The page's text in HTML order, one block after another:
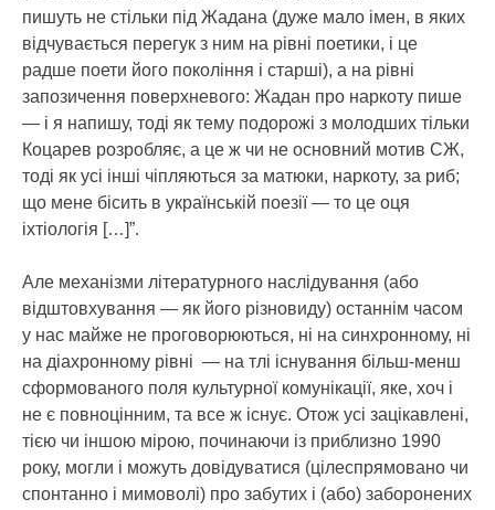
пишуть не стільки під Жадана (дуже мало імен, в яких
відчувається перегук з ним на рівні поетики, і це
радше поети його покоління і старші), а на рівні
запозичення поверхневого: Жадан про наркоту пише
— і я напишу, тоді як тему подорожі з молодших тільки
Коцарев розробляє, а це ж чи не основний мотив СЖ,
тоді як усі інші чіпляються за матюки, наркоту, за риб;
що мене бісить в українській поезії — то це оця
іхтіологія […]”.
Але механізми літературного наслідування (або
відштовхування — як його різновиду) останнім часом
у нас майже не проговорюються, ні на синхронному, ні
на діахронному рівні — на тлі існування більш-менш
сформованого поля культурної комунікації, яке, хоч і
не є повноцінним, та все ж існує. Отож усі зацікавлені,
тією чи іншою мірою, починаючи із приблизно 1990
року, могли і можуть довідуватися (цілеспрямовано чи
спонтанно і мимоволі) про забутих і (або) заборонених